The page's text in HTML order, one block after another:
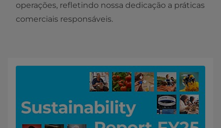
operações, refletindo nossa dedicação a práticas
comerciais responsáveis.